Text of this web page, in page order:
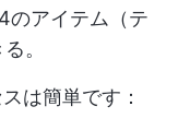
のアイテム（テ
。
は簡単です：